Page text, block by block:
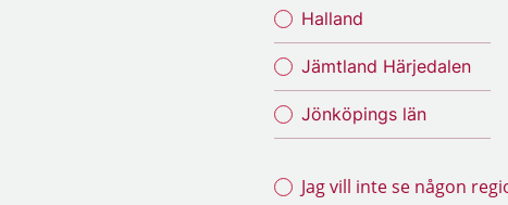
Halland
Jämtland Härjedalen
Jönköpings län
Jag vill inte se någon